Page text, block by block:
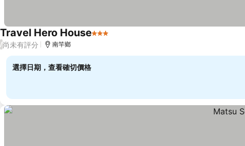
Travel Hero House3 星級
/尚未有評分 南竿鄉
選擇日期，查看確切價格